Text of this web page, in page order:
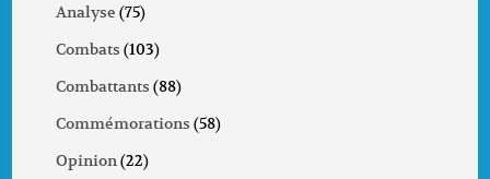
Analyse (75)
Combats (103)
Combattants (88)
Commémorations (58)
Opinion(22)